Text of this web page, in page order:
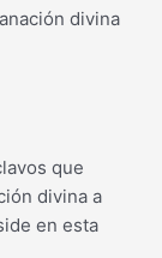
divina
que
divina a
en esta